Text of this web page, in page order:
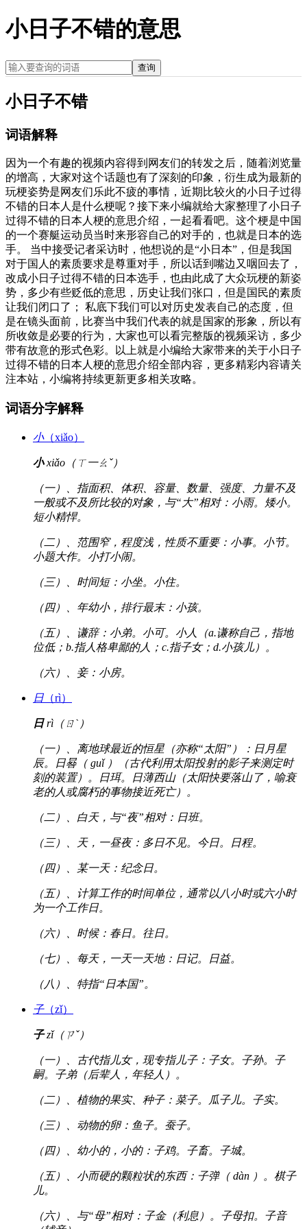
小日子不错的意思
查询
小日子不错
词语解释
因为一个有趣的视频内容得到网友们的转发之后，随着浏览量
的增高，大家对这个话题也有了深刻的印象，衍生成为最新的
玩梗姿势是网友们乐此不疲的事情，近期比较火的小日子过得
不错的日本人是什么梗呢？接下来小编就给大家整理了小日子
过得不错的日本人梗的意思介绍，一起看看吧。这个梗是中国
的一个赛艇运动员当时来形容自己的对手的，也就是日本的选
手。 当中接受记者采访时，他想说的是“小日本”，但是我国
对于国人的素质要求是尊重对手，所以话到嘴边又咽回去了，
改成小日子过得不错的日本选手，也由此成了大众玩梗的新姿
势，多少有些贬低的意思，历史让我们张口，但是国民的素质
让我们闭口了； 私底下我们可以对历史发表自己的态度，但
是在镜头面前，比赛当中我们代表的就是国家的形象，所以有
所收敛是必要的行为，大家也可以看完整版的视频采访，多少
带有故意的形式色彩。以上就是小编给大家带来的关于小日子
过得不错的日本人梗的意思介绍全部内容，更多精彩内容请关
注本站，小编将持续更新更多相关攻略。
词语分字解释
小（xiǎo）
小xiǎo（ㄒ一ㄠˇ）
（一）、指面积、体积、容量、数量、强度、力量不及
一般或不及所比较的对象，与“大”相对：小雨。矮小。
短小精悍。
（二）、范围窄，程度浅，性质不重要：小事。小节。
小题大作。小打小闹。
（三）、时间短：小坐。小住。
（四）、年幼小，排行最末：小孩。
（五）、谦辞：小弟。小可。小人（a.谦称自己，指地
位低；b.指人格卑鄙的人；c.指子女；d.小孩儿）。
（六）、妾：小房。
日 （rì）
日rì（ㄖˋ）
（一）、离地球最近的恒星（亦称“太阳”）：日月星
辰。日晷（ guǐ ）（古代利用太阳投射的影子来测定时
刻的装置）。日珥。日薄西山（太阳快要落山了，喻衰
老的人或腐朽的事物接近死亡）。
（二）、白天，与“夜”相对：日班。
（三）、天，一昼夜：多日不见。今日。日程。
（四）、某一天：纪念日。
（五）、计算工作的时间单位，通常以八小时或六小时
为一个工作日。
（六）、时候：春日。往日。
（七）、每天，一天一天地：日记。日益。
（八）、特指“日本国”。
子（zǐ）
子zǐ（ㄗˇ）
（一）、古代指儿女，现专指儿子：子女。子孙。子
嗣。子弟（后辈人，年轻人）。
（二）、植物的果实、种子：菜子。瓜子儿。子实。
（三）、动物的卵：鱼子。蚕子。
（四）、幼小的，小的：子鸡。子畜。子城。
（五）、小而硬的颗粒状的东西：子弹（ dàn ）。棋子
儿。
（六）、与“母”相对：子金（利息）。子母扣。子音